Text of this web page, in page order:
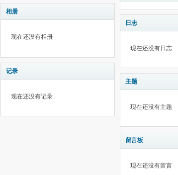
相册
现在还没有相册
记录
现在还没有记录
日志
现在还没有日志
主题
现在还没有主题
留言板
现在还没有留言